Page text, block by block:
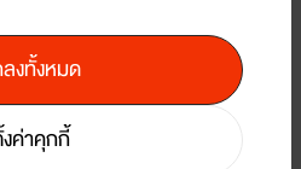
5/7
านั้น! ที่ร้านค้าในเครือเซ็นทรัล รีเทล ที่
ค่าคุกกี้
งทั้งหมด